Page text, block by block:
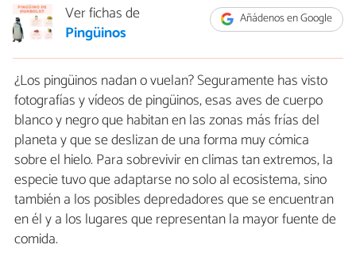
Añádenos en Google
Ver fichas de
Pingüinos
¿Los pingüinos nadan o vuelan? Seguramente has visto
fotografías y vídeos de pingüinos, esas aves de cuerpo
blanco y negro que habitan en las zonas más frías del
planeta y que se deslizan de una forma muy cómica
sobre el hielo. Para sobrevivir en climas tan extremos, la
especie tuvo que adaptarse no solo al ecosistema, sino
también a los posibles depredadores que se encuentran
en él y a los lugares que representan la mayor fuente de
comida.